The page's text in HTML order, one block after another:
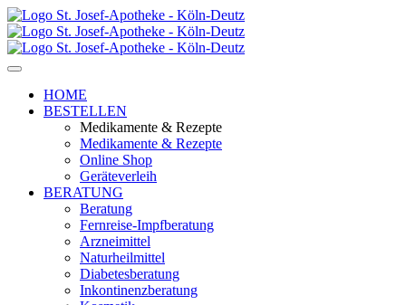
HOME
BESTELLEN
Medikamente & Rezepte
Medikamente & Rezepte
Online Shop
Geräteverleih
BERATUNG
Beratung
Fernreise-Impfberatung
Arzneimittel
Naturheilmittel
Diabetesberatung
Inkontinenzberatung